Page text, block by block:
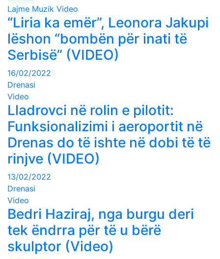
Lajme Muzik Video
“Liria ka emër”, Leonora Jakupi
lëshon “bombën për inati të
Serbisë” (VIDEO)
16/02/2022
Drenasi
Video
Lladrovci në rolin e pilotit:
Funksionalizimi i aeroportit në
Drenas do të ishte në dobi të të
rinjve (VIDEO)
13/02/2022
Drenasi
Video
Bedri Haziraj, nga burgu deri
tek ëndrra për të u bërë
skulptor (Video)